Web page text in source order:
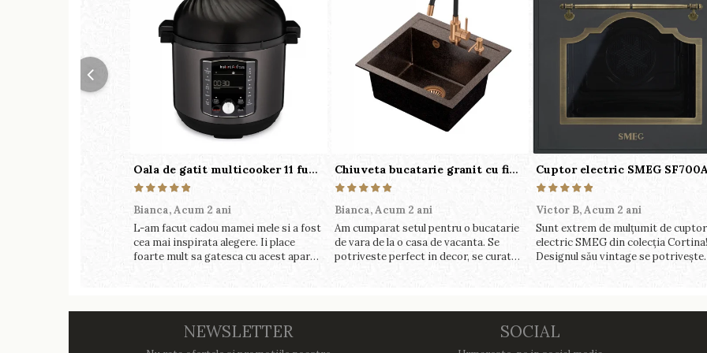
Oala de gatit multicooker 11 functii Instant Pot Pro Crisp 8 + Air Fryer 7.6 lt
Bianca,Acum 2 ani
L-am facut cadou mamei mele si a fost
cea mai inspirata alegere. Ii place
foarte mult sa gatesca cu acest aparat,
Chiuveta bucatarie granit cu finisaj negru perlat/cupru Steingran Art Copper cu dozator si baterie Quadron
Bianca,Acum 2 ani
Am cumparat setul pentru o bucatarie
de vara de la o casa de vacanta. Se
potriveste perfect in decor, se curata
Victor B,Acum 2 ani
Sunt extrem de mulțumit de
electric SMEG din colecția Cortina!
Designul său vintage se potrivește
NEWSLETTER SOCIAL